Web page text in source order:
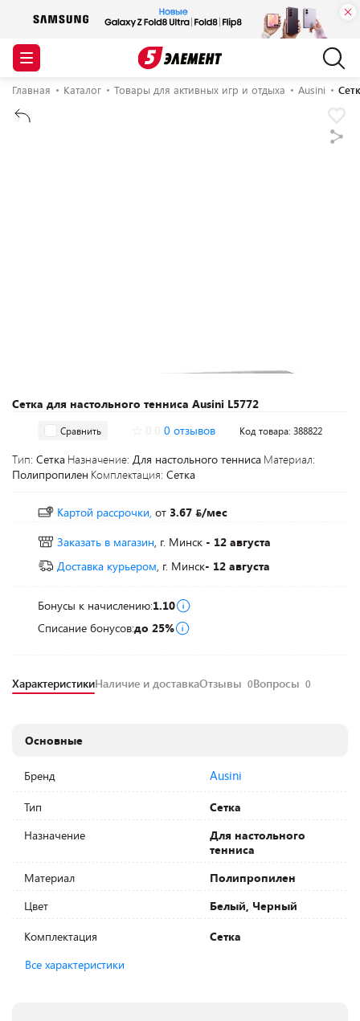
Главная Каталог Товары для активных игр и отдыха Ausini
Сетка для настольного тенниса Ausini L5772
Сравнить 0 отзывов Код товара: 388822
Тип: Сетка Назначение: Для настольного тенниса Материал:
Полипропилен Комплектация: Сетка
Картой рассрочки, от 3.67
/мес
Заказать в магазин, г. Минск - 12 августа
Доставка курьером, г. Минск- 12 августа
Бонусы к начислению:1.10
Списание бонусов:до 25%
ХарактеристикиНаличие и доставкаОтзывы 0Вопросы 0
Основные
Бренд Ausini
Тип
Сетка
Назначение
Для настольного
тенниса
Материал
Полипропилен
Цвет
Белый, Черный
Комплектация
Сетка
Все характеристики